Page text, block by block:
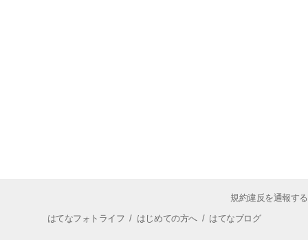
規約違反を通報する
はてなフォトライフ / はじめての方へ/ はてなブログ